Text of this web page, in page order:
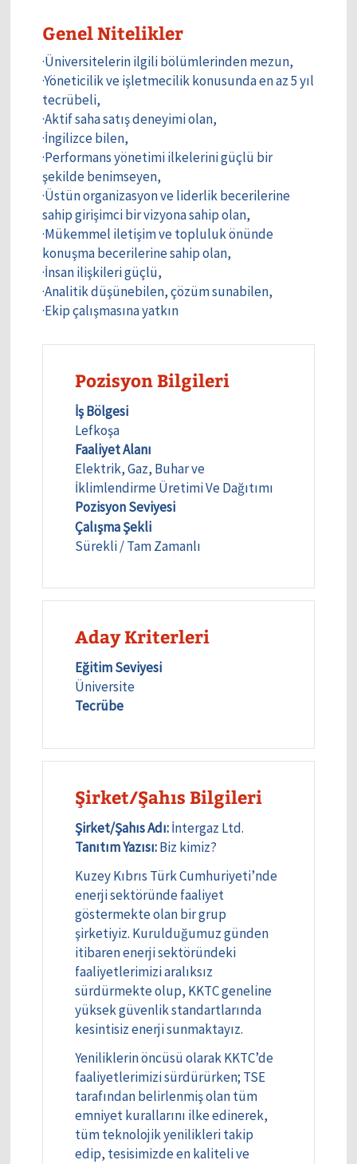
Genel Nitelikler
·Üniversitelerin ilgili bölümlerinden mezun,
·Yöneticilik ve işletmecilik konusunda en az 5 yıl
tecrübeli,
·Aktif saha satış deneyimi olan,
·İngilizce bilen,
·Performans yönetimi ilkelerini güçlü bir
şekilde benimseyen,
·Üstün organizasyon ve liderlik becerilerine
sahip girişimci bir vizyona sahip olan,
·Mükemmel iletişim ve topluluk önünde
konuşma becerilerine sahip olan,
·İnsan ilişkileri güçlü,
·Analitik düşünebilen, çözüm sunabilen,
·Ekip çalışmasına yatkın
Pozisyon Bilgileri
İş Bölgesi
Lefkoşa
Faaliyet Alanı
Elektrik, Gaz, Buhar ve
İklimlendirme Üretimi Ve Dağıtımı
Pozisyon Seviyesi
Çalışma Şekli
Sürekli / Tam Zamanlı
Aday Kriterleri
Eğitim Seviyesi
Üniversite
Tecrübe
Şirket/Şahıs Bilgileri
Şirket/Şahıs Adı:İntergaz Ltd.
Tanıtım Yazısı:Biz kimiz?
Kuzey Kıbrıs Türk Cumhuriyeti’nde
enerji sektöründe faaliyet
göstermekte olan bir grup
şirketiyiz. Kurulduğumuz günden
itibaren enerji sektöründeki
faaliyetlerimizi aralıksız
sürdürmekte olup, KKTC geneline
yüksek güvenlik standartlarında
kesintisiz enerji sunmaktayız.
Yeniliklerin öncüsü olarak KKTC’de
faaliyetlerimizi sürdürürken; TSE
tarafından belirlenmiş olan tüm
emniyet kurallarını ilke edinerek,
tüm teknolojik yenilikleri takip
edip, tesisimizde en kaliteli ve